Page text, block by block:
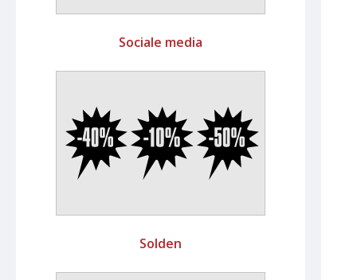
Sociale media
Solden